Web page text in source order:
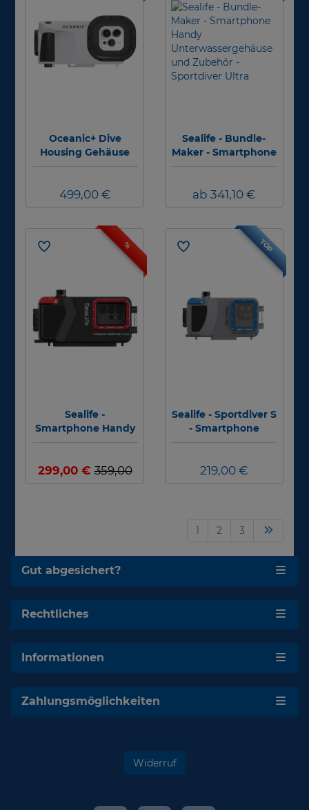
Oceanic+ Dive
Housing Gehäuse
für iPhone - V2
499,00 €
Sealife - Bundle-
Maker - Smartphone
Handy
e und Zubehör -
Sportdiver Ultra
ab 341,10 €
%
Sealife -
Smartphone Handy
Unterwassergehäus
iPhone und Android
299,00 €359,00
€
TOP
Sealife - Sportdiver S
- Smartphone
Handy
e - SL408
219,00 €
1 2 3
Gut abgesichert?
Rechtliches
Informationen
Zahlungsmöglichkeiten
Widerruf